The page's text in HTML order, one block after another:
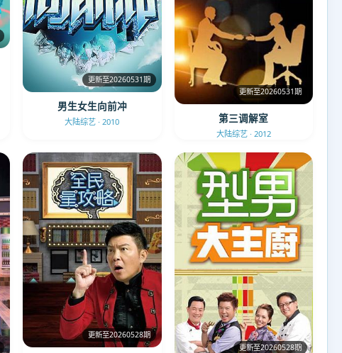
更新至20260531期
男生女生向前冲
大陆综艺 · 2010
更新至20260531期
第三调解室
大陆综艺 · 2012
更新至20260528期
更新至20260528期